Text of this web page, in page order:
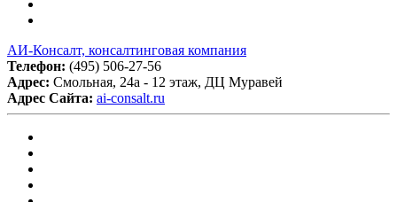
АИ-Консалт, консалтинговая компания
Телефон: (495) 506-27-56
Адрес: Смольная, 24а - 12 этаж, ДЦ Муравей
Адрес Сайта: ai-consalt.ru